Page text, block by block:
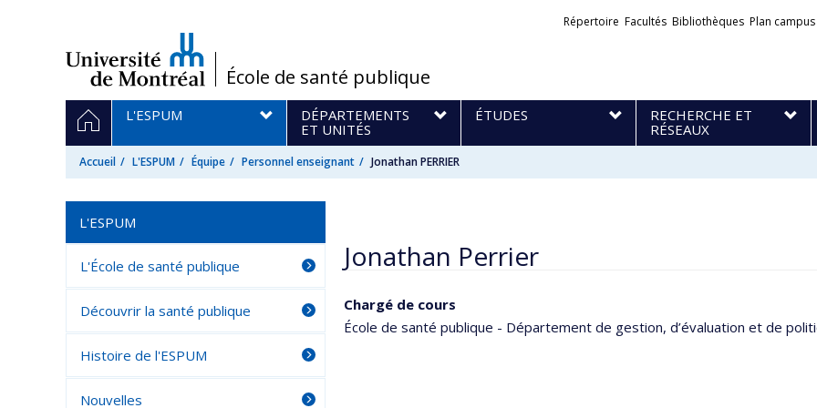
/École de santé publique
Liens
Répertoire Facultés Bibliothèques Plan campus
Navigation
principale
ACCUEIL
L'ESPUM
DÉPARTEMENTS
ET UNITÉS
ÉTUDES
RECHERCHE ET
RÉSEAUX
Accueil L'ESPUM Équipe Personnel enseignant Jonathan PERRIER
Jonathan Perrier
Chargé de cours
École de santé publique - Département de gestion, d’évaluation et de
L'ESPUM
L'École de santé publique
Découvrir la santé publique
Histoire de l'ESPUM
Nouvelles